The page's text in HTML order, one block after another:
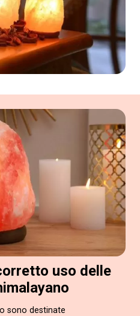
uso delle
sono destinate